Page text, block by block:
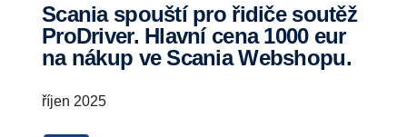
Scania spouští pro řidiče soutěž
ProDriver. Hlavní cena 1000 eur
na nákup ve Scania Webshopu.
říjen 2025